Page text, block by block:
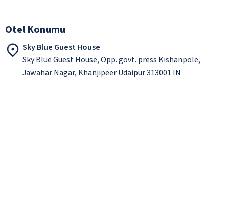
Otel Konumu
Sky Blue Guest House
Sky Blue Guest House, Opp. govt. press Kishanpole,
Jawahar Nagar, Khanjipeer Udaipur 313001 IN